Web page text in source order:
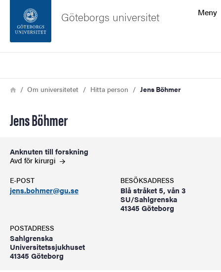
Sidfoten
Meny
Göteborgs universitet
Länkstig
HemOm universitetet Hitta person Jens Böhmer
Jens Böhmer
Anknuten till forskning
Avd förkirurgi
E-POST
jens.bohmer@gu.se
BESÖKSADRESS
Blå stråket 5, vån 3
SU/Sahlgrenska
41345 Göteborg
POSTADRESS
Sahlgrenska
Universitetssjukhuset
41345 Göteborg